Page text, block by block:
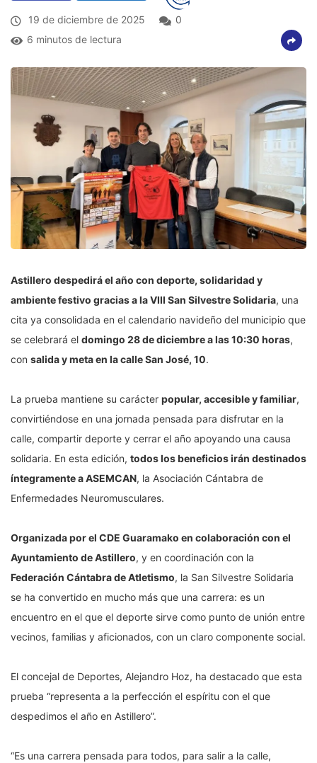
19 de diciembre de 2025
0
6 minutos de lectura
Astillero despedirá el año con deporte, solidaridad y
ambiente festivo gracias a la VIII San Silvestre Solidaria, una
cita ya consolidada en el calendario navideño del municipio que
se celebrará el domingo 28 de diciembre a las 10:30 horas,
con salida y meta en la calle San José, 10.
La prueba mantiene su carácter popular, accesible y familiar,
convirtiéndose en una jornada pensada para disfrutar en la
calle, compartir deporte y cerrar el año apoyando una causa
solidaria. En esta edición, todos los beneficios irán destinados
íntegramente a ASEMCAN, la Asociación Cántabra de
Enfermedades Neuromusculares.
Organizada por el CDE Guaramako en colaboración con el
Ayuntamiento de Astillero, y en coordinación con la
Federación Cántabra de Atletismo, la San Silvestre Solidaria
se ha convertido en mucho más que una carrera: es un
encuentro en el que el deporte sirve como punto de unión entre
vecinos, familias y aficionados, con un claro componente social.
El concejal de Deportes, Alejandro Hoz, ha destacado que esta
prueba “representa a la perfección el espíritu con el que
despedimos el año en Astillero”.
“Es una carrera pensada para todos, para salir a la calle,